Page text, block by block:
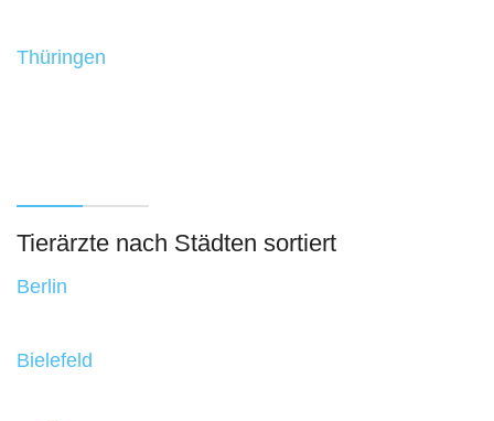
Thüringen
Tierärzte nach Städten sortiert
Berlin
Bielefeld